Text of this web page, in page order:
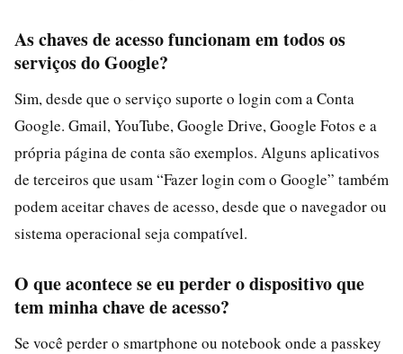
As chaves de acesso funcionam em todos os
serviços do Google?
Sim, desde que o serviço suporte o login com a Conta
Google. Gmail, YouTube, Google Drive, Google Fotos e a
própria página de conta são exemplos. Alguns aplicativos
de terceiros que usam “Fazer login com o Google” também
podem aceitar chaves de acesso, desde que o navegador ou
sistema operacional seja compatível.
O que acontece se eu perder o dispositivo que
tem minha chave de acesso?
Se você perder o smartphone ou notebook onde a passkey